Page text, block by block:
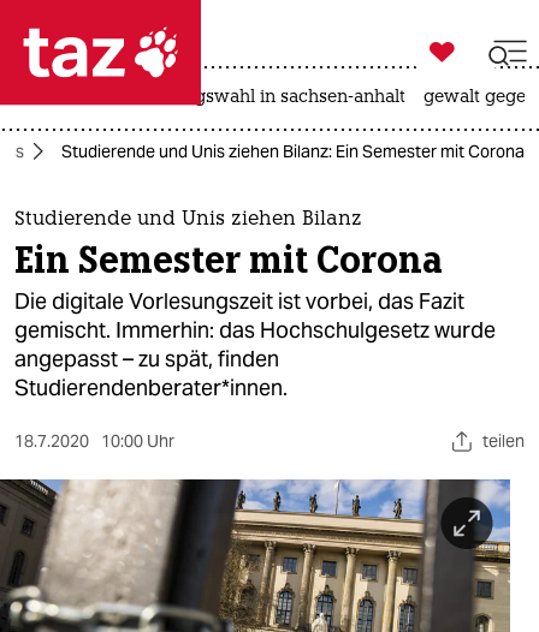
 taz zahl ich
taz zahl ich
themen
politik
öko
gesellschaft
kultur
sport
berlin
nord

taz zahl ich
landtagswahl in sachsen-anhalt gewalt
Studierende und Unis ziehen Bilanz: Ein Semester mit Corona
Studierende und Unis ziehen Bilanz
Ein Semester mit Corona
Die digitale Vorlesungszeit ist vorbei, das Fazit
gemischt. Immerhin: das Hochschulgesetz wurde
angepasst – zu spät, finden
Studierendenberater*innen.
18.7.2020 10:00 Uhr teilen